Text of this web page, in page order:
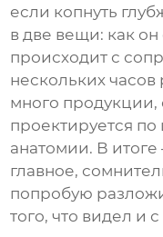
если копнуть
в две вещи: как
происходит с
нескольких
много
проектируется по
анатомии. В
главное,
попробую
того, что видел и